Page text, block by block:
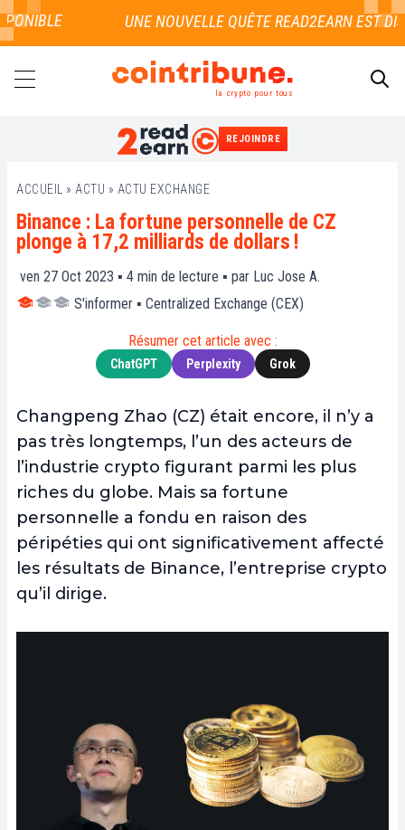
la crypto pour tous
REJOINDRE
ACCUEIL » ACTU » ACTU EXCHANGE
Binance : La fortune personnelle de CZ
plonge à 17,2 milliards de dollars !
ven 27 Oct 2023 ▪ 4 min de lecture ▪ par Luc Jose A.
S'informer ▪ Centralized Exchange (CEX)
Résumer cet article avec :
ChatGPT Perplexity Grok
Changpeng Zhao (CZ) était encore, il n’y a
pas très longtemps, l’un des acteurs de
l’industrie crypto figurant parmi les plus
riches du globe. Mais sa fortune
personnelle a fondu en raison des
péripéties qui ont significativement affecté
les résultats de Binance, l’entreprise crypto
qu’il dirige.